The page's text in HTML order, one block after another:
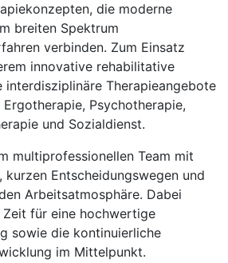
die moderne
breiten Spektrum
verbinden. Zum Einsatz
innovative rehabilitative
interdisziplinäre Therapieangebote
Psychotherapie,
und Sozialdienst.
multiprofessionellen Team mit
kurzen Entscheidungswegen und
Arbeitsatmosphäre. Dabei
Zeit für eine hochwertige
sowie die kontinuierliche
im Mittelpunkt.